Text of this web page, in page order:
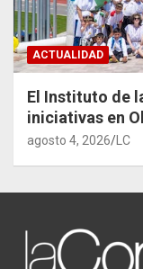
ACTUALIDAD
El Instituto de
iniciativas en
agosto 4, 2026 LC